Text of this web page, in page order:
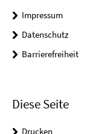
Impressum
Datenschutz
Barrierefreiheit
Diese Seite
Drucken